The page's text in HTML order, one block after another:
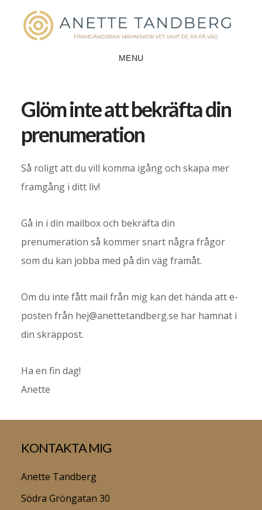
MENU
Glöm inte att bekräfta din
prenumeration
Så roligt att du vill komma igång och skapa mer
framgång i ditt liv!
Gå in i din mailbox och bekräfta din
prenumeration så kommer snart några frågor
som du kan jobba med på din väg framåt.
Om du inte fått mail från mig kan det hända att e-
posten från hej@anettetandberg.se har hamnat i
din skräppost.
Ha en fin dag!
Anette
KONTAKTA MIG
Anette Tandberg
Södra Gröngatan 30